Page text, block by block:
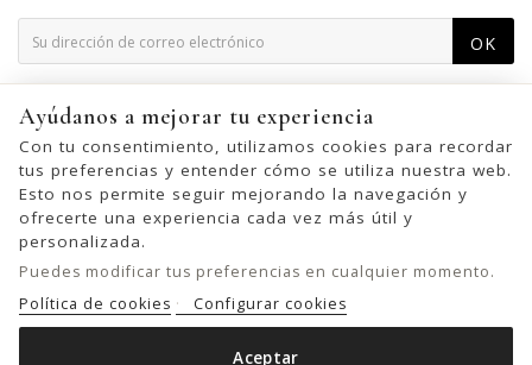
OK
consulte nuestra información de contacto en el aviso legal.
Ayúdanos a mejorar tu experiencia
Con tu consentimiento, utilizamos cookies para recordar
tus preferencias y entender cómo se utiliza nuestra web.
Esto nos permite seguir mejorando la navegación y
ofrecerte una experiencia cada vez más útil y
personalizada.
Puedes modificar tus preferencias en cualquier momento.
Política de cookies
Configurar cookies
Aceptar
© 2026 - United Bags Company S.L. - Todos los derechos reservados.
Inscrita en el Registro Mercantil de Barcelona, Tomo 33286, Libro 228637,
Folio 0083, Sección general, Inscripción 1ª